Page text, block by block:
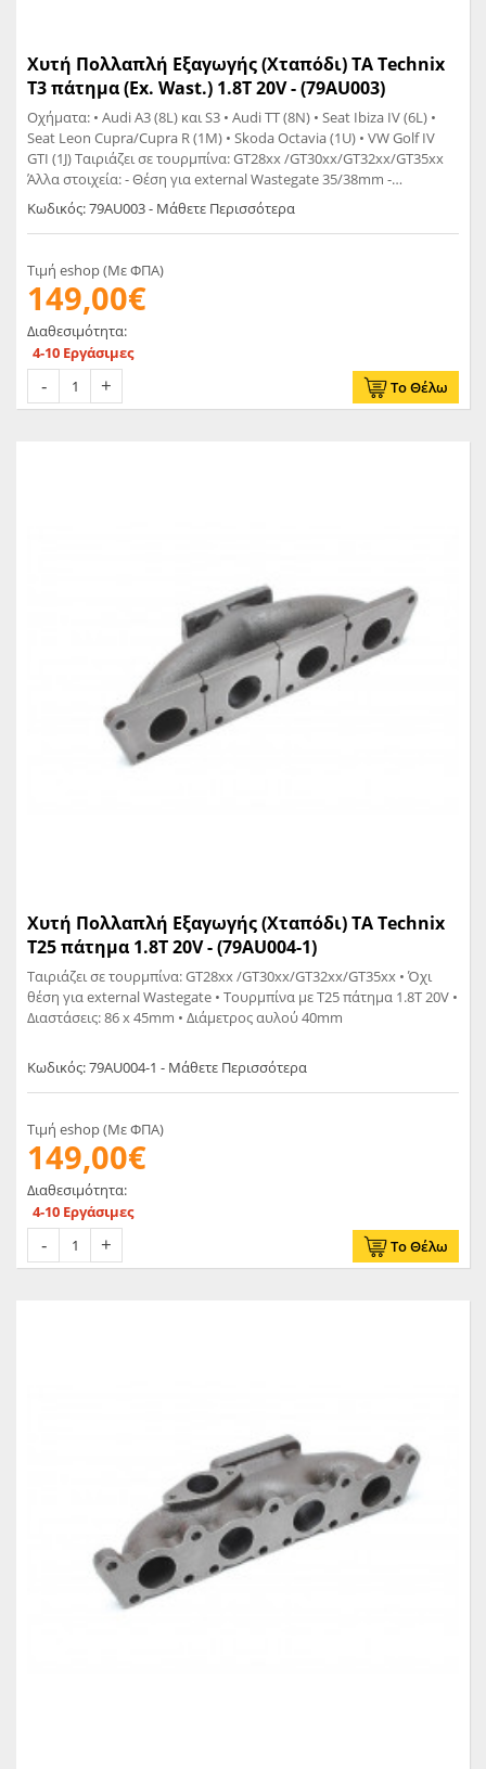
Χυτή Πολλαπλή Εξαγωγής (Χταπόδι) TA Technix
Τ3 πάτημα (Ex. Wast.) 1.8T 20V - (79AU003)
Οχήματα: • Audi A3 (8L) και S3 • Audi TT (8N) • Seat Ibiza IV (6L) •
Seat Leon Cupra/Cupra R (1M) • Skoda Octavia (1U) • VW Golf IV
GTI (1J) Tαιριάζει σε τουρμπίνα: GT28xx /GT30xx/GT32xx/GT35xx
Άλλα στοιχεία: - Θέση για external Wastegate 35/38mm -
Τουρμπίνα με T3 πάτημα 1.8T 20V διαστάσεις: 86 x 45mm -
διάμετρος αυλού 40mm - χρονολογία 1996 -
Κωδικός: 79AU003 - Μάθετε Περισσότερα
Τιμή eshop (Με ΦΠΑ)
149,00€
Διαθεσιμότητα:
4-10 Εργάσιμες
Το Θέλω
Χυτή Πολλαπλή Εξαγωγής (Χταπόδι) TA Technix
Τ25 πάτημα 1.8T 20V - (79AU004-1)
Ταιριάζει σε τουρμπίνα: GT28xx /GT30xx/GT32xx/GT35xx • Όχι
θέση για external Wastegate • Τουρμπίνα με T25 πάτημα 1.8T 20V •
Διαστάσεις: 86 x 45mm • Διάμετρος αυλού 40mm
Κωδικός: 79AU004-1 - Μάθετε Περισσότερα
Τιμή eshop (Με ΦΠΑ)
149,00€
Διαθεσιμότητα:
4-10 Εργάσιμες
Το Θέλω